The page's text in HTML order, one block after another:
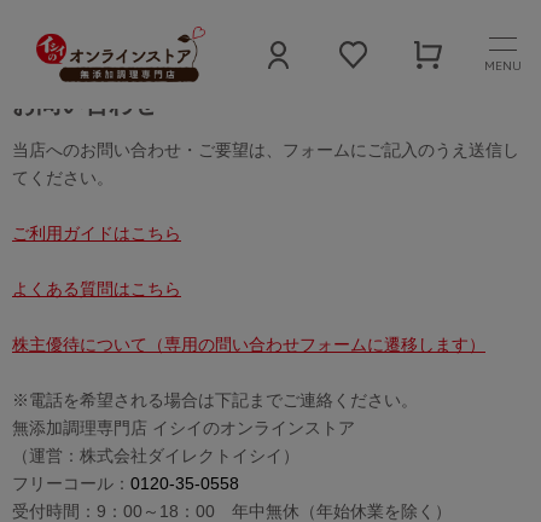
MENU
お問い合わせ
当店へのお問い合わせ・ご要望は、フォームにご記入のうえ送信し
てください。
ご利用ガイドはこちら
よくある質問はこちら
株主優待について（専用の問い合わせフォームに遷移します）
※電話を希望される場合は下記までご連絡ください。
無添加調理専門店 イシイのオンラインストア
（運営：株式会社ダイレクトイシイ）
フリーコール： 0120-35-0558
受付時間：9：00～18：00 年中無休（年始休業を除く）